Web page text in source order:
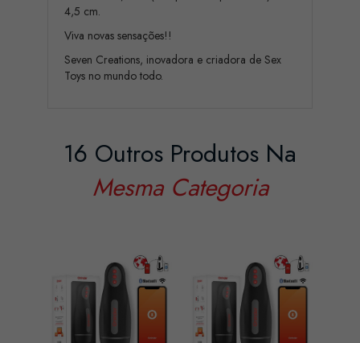
4,5 cm.
Viva novas sensações!!
Seven Creations, inovadora e criadora de Sex
Toys no mundo todo.
16 Outros Produtos Na
Mesma Categoria